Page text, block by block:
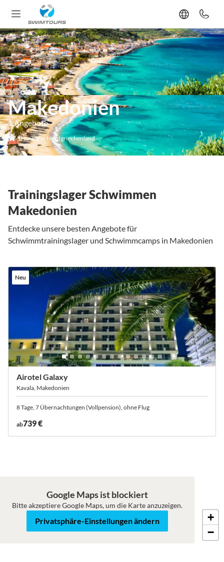
Makedonien
1 Angebote
Training in Nordgriechenland
Trainingslager Schwimmen
Makedonien
Entdecke unsere besten Angebote für
Schwimmtrainingslager und Schwimmcamps in Makedonien
Neu
Airotel Galaxy
Kavala, Makedonien
8 Tage, 7 Übernachtungen (Vollpension), ohne Flug
ab739 €
Karte Satellit
+
−
Google Maps ist blockiert
Bitte akzeptiere Google Maps, um die Karte anzuzeigen.
Privatsphäre-Einstellungen ändern